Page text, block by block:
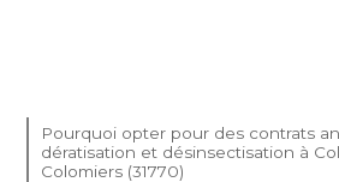
Pourquoi opter pour des contrats
dératisation et désinsectisation à
Colomiers (31770)